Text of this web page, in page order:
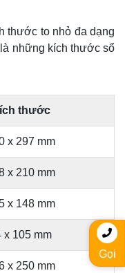
thước to nhỏ đa dạng
những kích thước sổ
thước
x 297 mm
x 210 mm
x 148 mm
x 105 mm
x 250 mm
Gọi